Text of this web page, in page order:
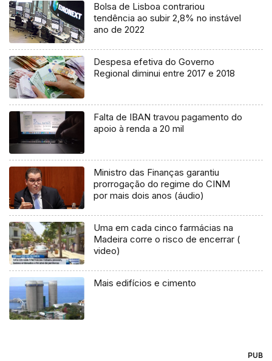
Bolsa de Lisboa contrariou
tendência ao subir 2,8% no instável
ano de 2022
Despesa efetiva do Governo
Regional diminui entre 2017 e 2018
Falta de IBAN travou pagamento do
apoio à renda a 20 mil
Ministro das Finanças garantiu
prorrogação do regime do CINM
por mais dois anos (áudio)
Uma em cada cinco farmácias na
Madeira corre o risco de encerrar (
video)
Mais edifícios e cimento
PUB